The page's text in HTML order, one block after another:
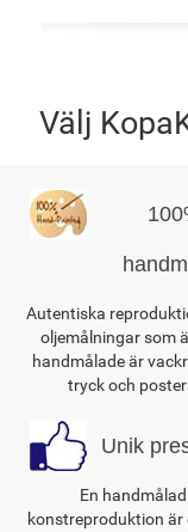
Välj
Autentiska
oljemålningar som
handmålade är
tryck och
Unik
En handmålad
konstreproduktion är